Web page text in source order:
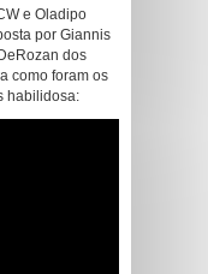
e Oladipo
por Giannis
dos
como foram os
habilidosa: